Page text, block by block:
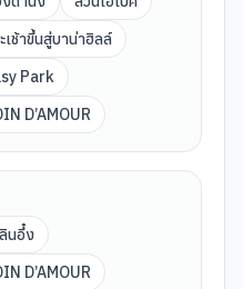
เช้าขึ้นสู่บาน่าฮิลล์
Park
D’AMOUR
นอึ๋ง
D’AMOUR